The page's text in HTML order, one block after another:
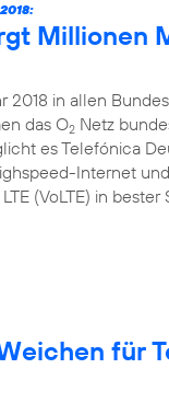
Millionen
2018 in allen
das O2 Netz
es Telefónica
Internet
(VoLTE) in
für